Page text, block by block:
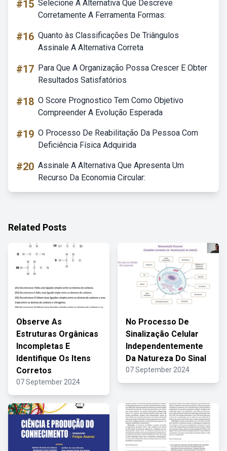
#15 Selecione A Alternativa Que Descreve
Corretamente A Ferramenta Formas:
#16 Quanto às Classificações De Triângulos
Assinale A Alternativa Correta
#17 Para Que A Organização Possa Crescer E Obter
Resultados Satisfatórios
#18 O Score Prognostico Tem Como Objetivo
Compreender A Evolução Esperada
#19 O Processo De Reabilitação Da Pessoa Com
Deficiência Física Adquirida
#20 Assinale A Alternativa Que Apresenta Um
Recurso Da Economia Circular:
Related Posts
Observe As
Estruturas Orgânicas
Incompletas E
Identifique Os Itens
Corretos
07 September 2024
No Processo De
Sinalização Celular
Independentemente
Da Natureza Do Sinal
07 September 2024